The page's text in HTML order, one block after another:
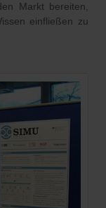
Markt bereiten,
einfließen zu